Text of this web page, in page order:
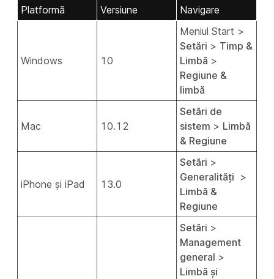
Platformă Versiune Navigare
Windows 10
Meniul Start >
Setări > Timp &
Limbă >
Regiune &
limbă
Mac 10.12
Setări de
sistem > Limbă
& Regiune
iPhone și iPad 13.0
Setări >
Generalități ​ >
Limbă &
Regiune
Setări >
Management
general >
Limbă și